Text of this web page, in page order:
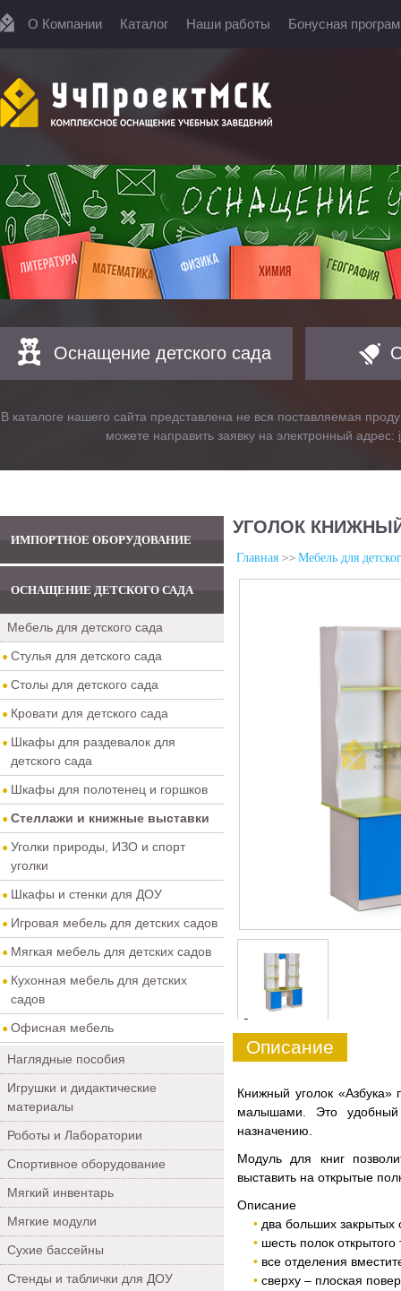
О Компании Каталог Наши работы Бонусная
Оснащение детского сада
В каталоге нашего сайта представлена не вся поставляемая
можете направить заявку на электронный адрес:
ИМПОРТНОЕ ОБОРУДОВАНИЕ
ОСНАЩЕНИЕ ДЕТСКОГО САДА
Мебель для детского сада
Стулья для детского сада
Столы для детского сада
Кровати для детского сада
Шкафы для раздевалок для
детского сада
Шкафы для полотенец и горшков
Стеллажи и книжные выставки
Уголки природы, ИЗО и спорт
уголки
Шкафы и стенки для ДОУ
Игровая мебель для детских садов
Мягкая мебель для детских садов
Кухонная мебель для детских
садов
Офисная мебель
Наглядные пособия
Игрушки и дидактические
материалы
Роботы и Лаборатории
Спортивное оборудование
Мягкий инвентарь
Мягкие модули
Сухие бассейны
Стенды и таблички для ДОУ
УГОЛОК
Главная Мебель для
0
Описание
Книжный уголок «Азбука»
малышами. Это удобный
назначению.
Модуль для книг
выставить на открытые
Описание
два больших закрытых
шесть полок открытого
все отделения
сверху – плоская